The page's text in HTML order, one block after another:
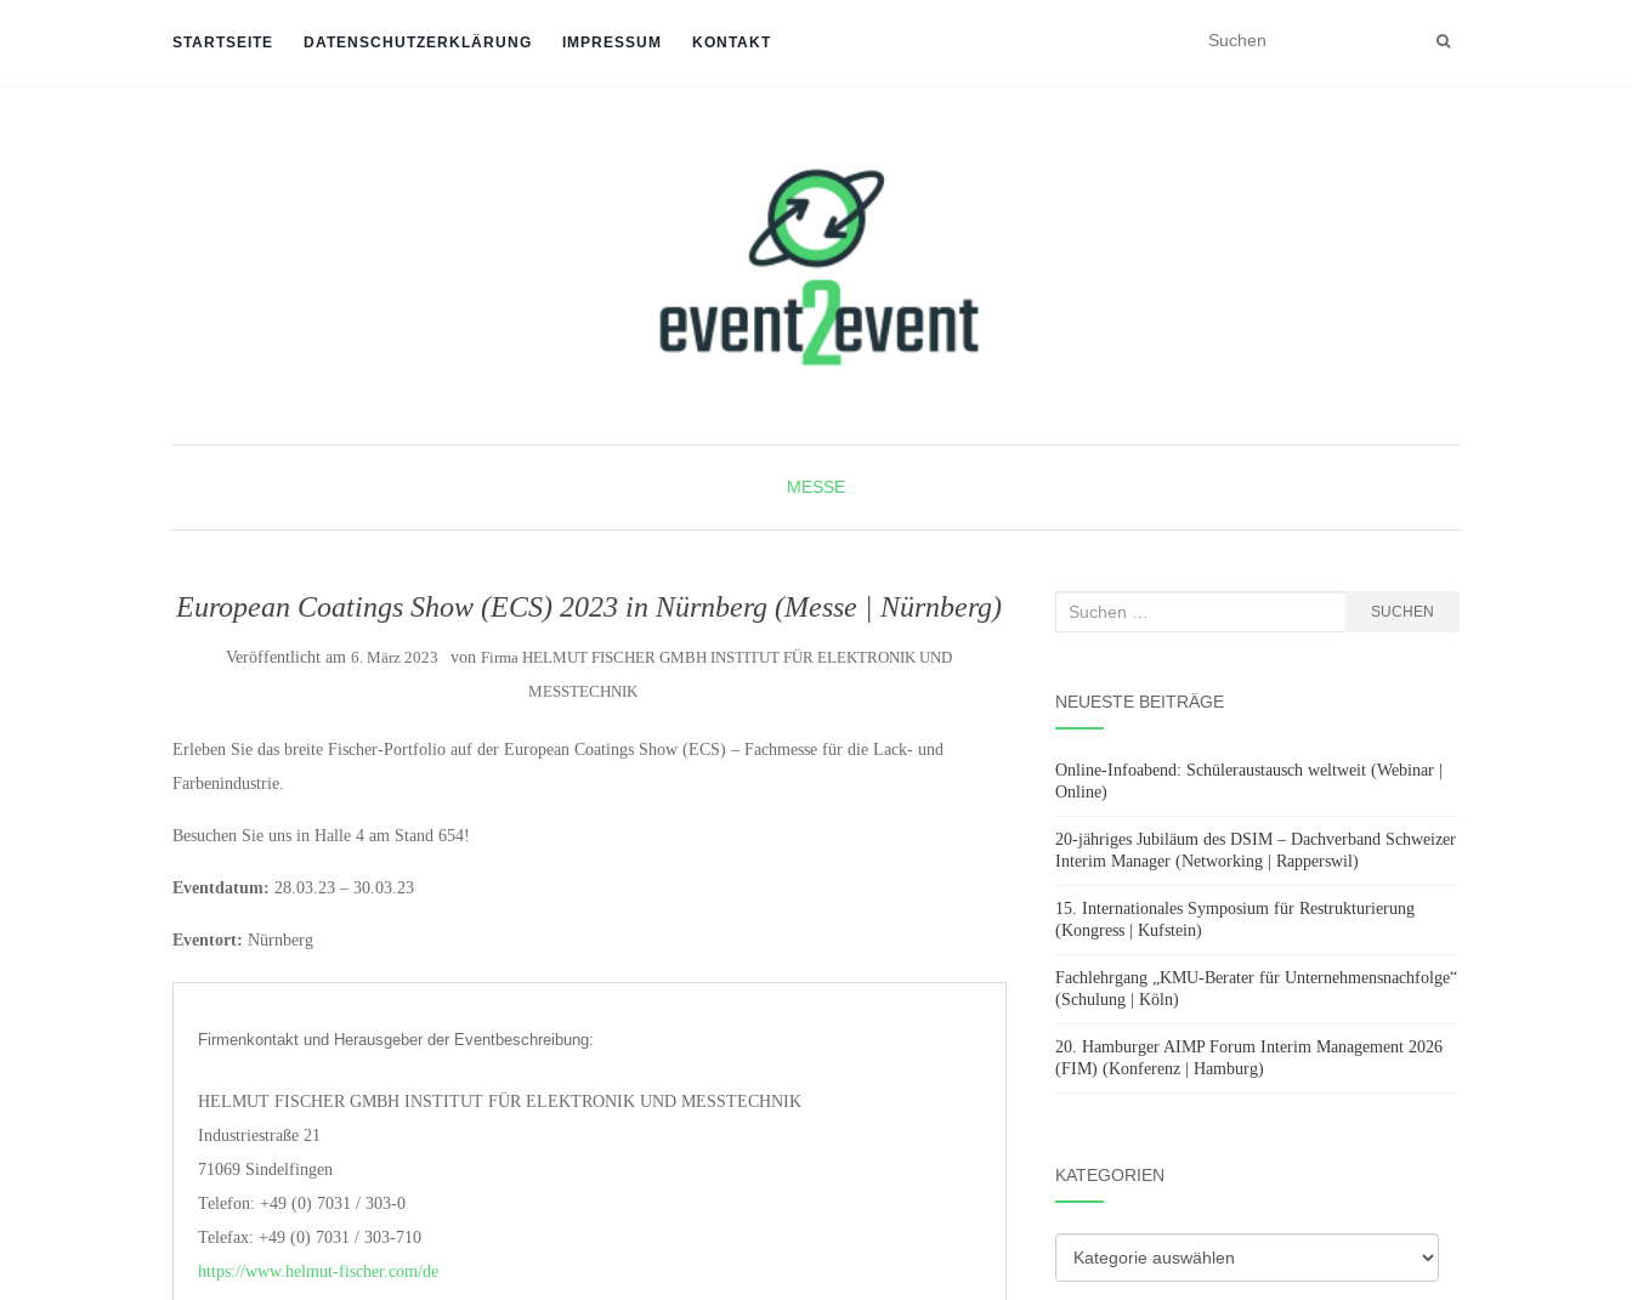
STARTSEITE DATENSCHUTZERKLÄRUNG IMPRESSUM KONTAKT
MESSE
European Coatings Show (ECS) 2023 in Nürnberg (Messe | Nürnberg)
Veröffentlicht am6. März 2023 vonFirma HELMUT FISCHER GMBH INSTITUT FÜR ELEKTRONIK UND
MESSTECHNIK
Erleben Sie das breite Fischer-Portfolio auf der European Coatings Show (ECS) – Fachmesse für die Lack- und
Farbenindustrie.
Besuchen Sie uns in Halle 4 am Stand 654!
Eventdatum: 28.03.23 – 30.03.23
Eventort: Nürnberg
Firmenkontakt und Herausgeber der Eventbeschreibung:
HELMUT FISCHER GMBH INSTITUT FÜR ELEKTRONIK UND MESSTECHNIK
Industriestraße 21
71069 Sindelfingen
Telefon: +49 (0) 7031 / 303-0
Telefax: +49 (0) 7031 / 303-710
https://www.helmut-fischer.com/de
Suchen
SUCHEN
NEUESTE BEITRÄGE
Online-Infoabend: Schüleraustausch weltweit (Webinar |
Online)
20-jähriges Jubiläum des DSIM – Dachverband Schweizer
Interim Manager (Networking | Rapperswil)
15. Internationales Symposium für Restrukturierung
(Kongress | Kufstein)
Fachlehrgang „KMU-Berater für Unternehmensnachfolge“
(Schulung | Köln)
20. Hamburger AIMP Forum Interim Management 2026
(FIM) (Konferenz | Hamburg)
KATEGORIEN
Kategorien